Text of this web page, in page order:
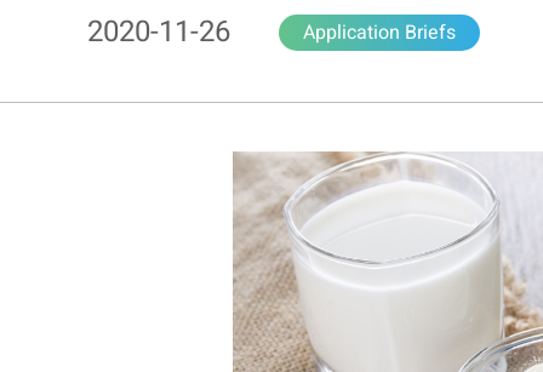
2020-11-26 Application Briefs